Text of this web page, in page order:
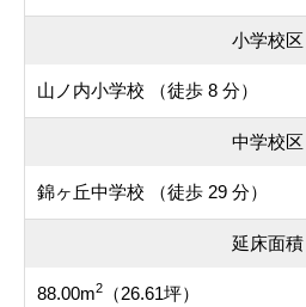
小学校区
山ノ内小学校 （徒歩 8 分）
中学校区
錦ヶ丘中学校 （徒歩 29 分）
延床面積
88.00m2 （26.61坪）